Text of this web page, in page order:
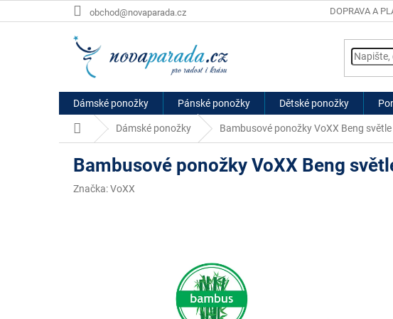
na
obchod@novaparada.cz DOPRAVA A
Dámské ponožky Pánské ponožky Dětské ponožky
Domů Dámské ponožky Bambusové ponožky VoXX Beng světle
Bambusové ponožky VoXX Beng
Značka:VoXX